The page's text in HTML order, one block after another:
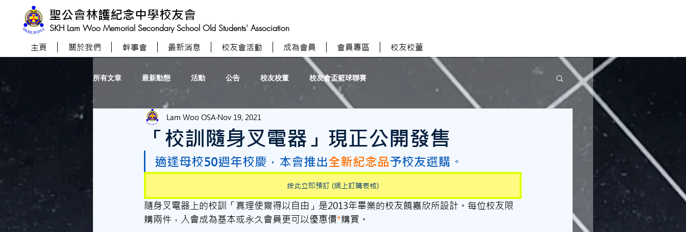
SKH Lam Woo Memorial Secondary School Old Students' Association
聖公會林護紀念中學校友會
主頁 關於我們 幹事會 最新消息 校友會活動 成為會員 會員專區 校友校董
所有文章 最新動態 活動 公告 校友校董 校友會盃籃球聯賽
「校訓隨身叉電器」現正公開發售
Lam Woo OSA Nov 19, 2021
適逢母校50週年校慶，本會推出全新紀念品予校友選購。
按此立即預訂 (網上訂購表格)
隨身叉電器上的校訓「真理使爾得以自由」是2013年畢業的校友饒嘉欣所設計。每位校友限
購兩件，入會成為基本或永久會員更可以優惠價*購買。